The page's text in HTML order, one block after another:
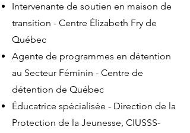
Intervenante de soutien en maison de
transition - Centre Élizabeth Fry de
Québec
Agente de programmes en détention
au Secteur Féminin - Centre de
détention de Québec
Éducatrice spécialisée - Direction de la
Protection de la Jeunesse, CIUSSS-